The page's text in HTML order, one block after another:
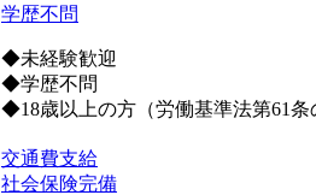
学歴不問
◆未経験歓迎
◆学歴不問
◆18歳以上の方（労働基準法第61条
交通費支給
社会保険完備